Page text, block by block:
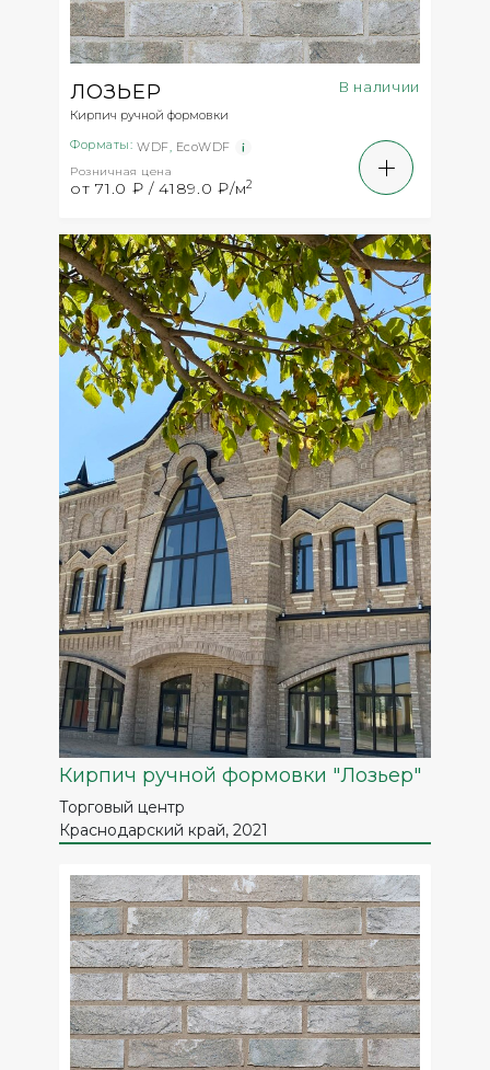
ЛОЗЬЕР
Кирпич ручной формовки
В наличии
Форматы: WDF, EcoWDF
Розничная цена
от 71.0 ₽ / 4189.0 ₽/м2
Кирпич ручной формовки "Лозьер"
Торговый центр
Краснодарский край, 2021